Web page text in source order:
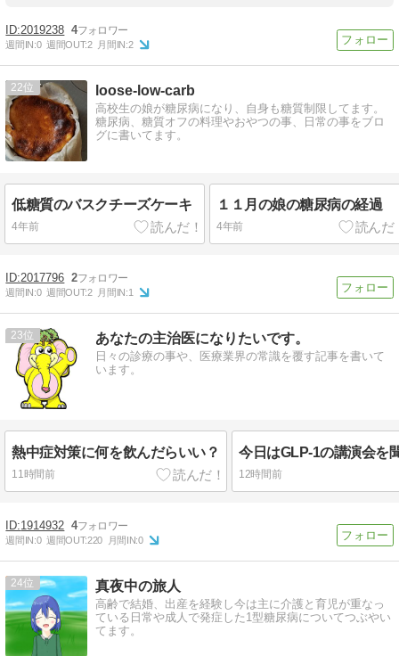
2019238 4
週間IN:0 週間OUT:2 月間IN:2
22 loose-low-carb
高校生の娘が糖尿病になり、自身も糖質制限してます。
糖尿病、糖質オフの料理やおやつの事、日常の事をブロ
グに書いてます。
低糖質のバスクチーズケーキ
4年前
１１月の娘の糖尿病の経過
4年前
2017796 2
週間IN:0 週間OUT:2 月間IN:1
23 あなたの主治医になりたいです。
日々の診療の事や、医療業界の常識を覆す記事を書いて
います。
熱中症対策に何を飲んだらいい？
11時間前 12時間前
1914932 4
週間IN:0 週間OUT:220 月間IN:0
24 真夜中の旅人
高齢で結婚、出産を経験し今は主に介護と育児が重なっ
ている日常や成人で発症した1型糖尿病についてつぶやい
てます。